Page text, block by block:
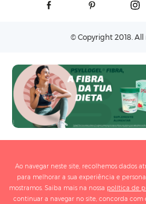
© Copyright 2018.
Ao navegar neste site, recolhemos dados
para melhorar a sua experiência e
mostramos. Saiba mais na nossa política de
continuar a navegar no site, concorda com